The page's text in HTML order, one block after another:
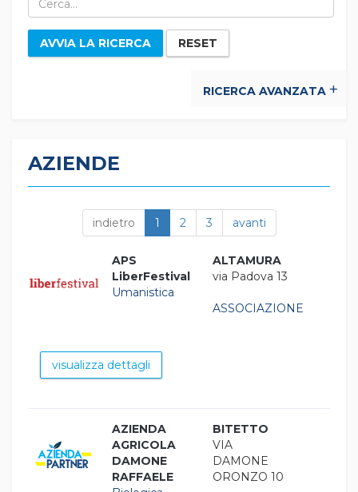
AVVIA LA RICERCA RESET
RICERCA AVANZATA
AZIENDE
indietro 1 2 3 avanti
APS
LiberFestival
Umanistica
ALTAMURA
via Padova 13
ASSOCIAZIONE
visualizza dettagli
AZIENDA
AGRICOLA
DAMONE
RAFFAELE
BITETTO
VIA
DAMONE
ORONZO 10